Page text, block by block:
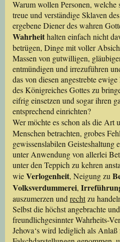
Warum wollen Personen, welche
treue und verständige Sklaven
ergebene Diener des wahren
Wahrheithalten einfach nicht
betrügen, Dinge mit voller
Massen von gutwilligen,
entmündigen und irrezuführen
das von diesen angestrebte
des Königreiches Gottes zu
eifrig einsetzen und sogar ihren
entsprechend einrichten?
Wer möchte es schon als die Art
Menschen betrachten, grobes
gewissenslabilen Geisteshaltung
unter Anwendung von allerlei
unter den Teppich zu kehren
wieVerlogenheit, Neigung zu
Volksverdummerei,
auszumerzen undrechtzu
Selbst die höchst angebrachte
freundlichgesinnter Wahrheits-
Jehova‘s wird lediglich als